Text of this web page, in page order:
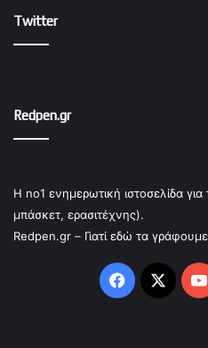
Twitter
Redpen.gr
Η no1 ενημερωτική ιστοσελίδα
μπάσκετ, ερασιτέχνης).
Redpen.gr – Γιατί εδώ τα
Facebook
X